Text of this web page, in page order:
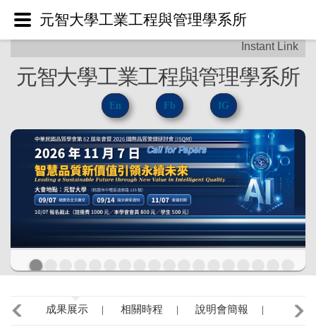
元智大學工業工程與管理學系所
En Fb IG
成果展示 | 相關時程 | 說明會簡報 | 相關
元智大學工業工程與管理學系所